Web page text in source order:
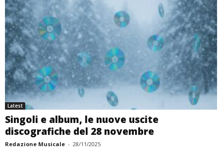
Latest
Singoli e album, le nuove uscite
discografiche del 28 novembre
Redazione Musicale - 28/11/2025